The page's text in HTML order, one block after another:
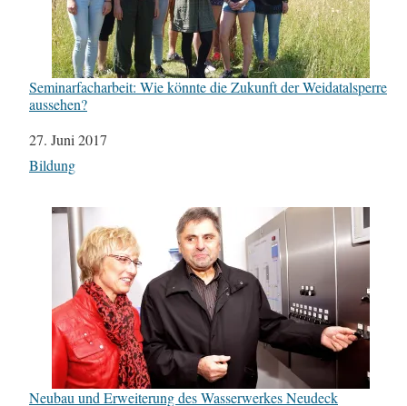
Seminarfacharbeit: Wie könnte die Zukunft der Weidatalsperre
aussehen?
Datum
27. Juni 2017
In Bezug auf
Bildung
Neubau und Erweiterung des Wasserwerkes Neudeck